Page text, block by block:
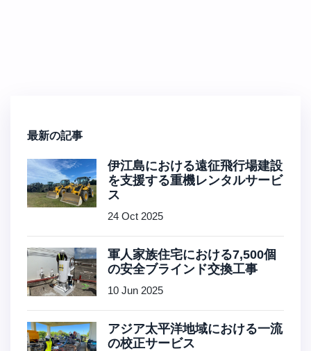
最新の記事
伊江島における遠征飛行場建設
を支援する重機レンタルサービ
ス
24 Oct 2025
軍人家族住宅における7,500個
の安全ブラインド交換工事
10 Jun 2025
アジア太平洋地域における一流
の校正サービス